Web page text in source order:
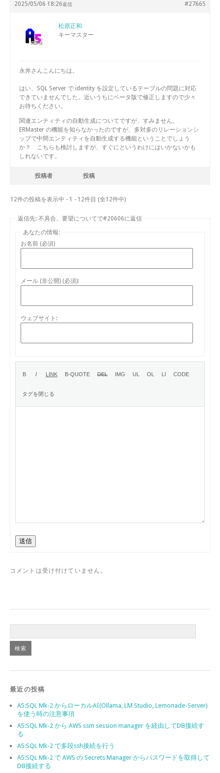
2025/05/06 18:26 #27665
返信
松原正和
キーマスター
永井さんこんにちは。
はい、SQL Server で identity を設定しているテーブルの問題に対応
できていませんでした。近いうちにベータ版で修正しますので少々
お待ちください。
関連エンティティの自動生成についてですが、すみません。
ERMaster の機能を知らなかったのですが、多対多のリレーションシ
ップで中間エンティティを自動生成する機能ということでしょう
か？ こちらも検討しますが、すぐにというわけにはいかないかも
しれないです。
投稿者 投稿
12件の投稿を表示中 - 1 - 12件目 (全12件中)
返信先: 不具合、要望についてで#20606に返信
あなたの情報:
お名前 (必須)
メール (非公開) (必須):
ウェブサイト:
送信
コメントは受け付けていません。
最近の投稿
A5:SQL Mk-2 からローカルAI(Ollama, LM Studio, Lemonade-Server)
を使う時の注意事項
A5:SQL Mk-2 から AWS ssm session manager を経由してDB接続す
る
A5:SQL Mk-2 で多段ssh接続を行う
A5:SQL Mk-2 で AWS の Secrets Manager からパスワードを取得して
DB接続する